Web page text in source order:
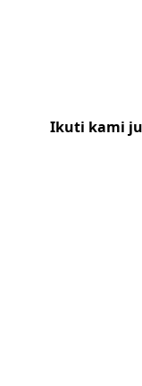
Ikuti kami